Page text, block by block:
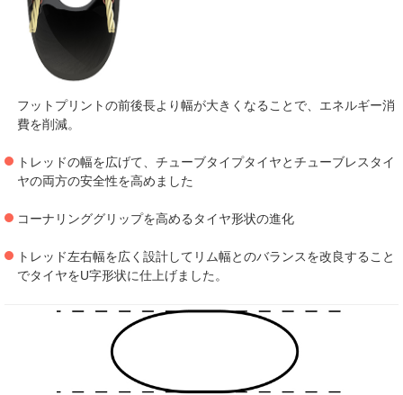
フットプリントの前後長より幅が大きくなることで、エネルギー消
費を削減。
トレッドの幅を広げて、チューブタイプタイヤとチューブレスタイ
ヤの両方の安全性を高めました
コーナリンググリップを高めるタイヤ形状の進化
トレッド左右幅を広く設計してリム幅とのバランスを改良すること
でタイヤをU字形状に仕上げました。